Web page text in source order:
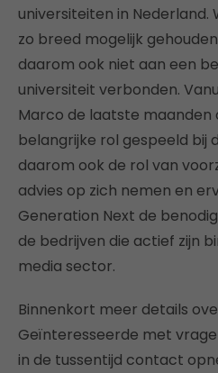
universiteiten in Nederland.
zo breed mogelijk
daarom ook niet aan een
universiteit verbonden.
Marco de laatste
belangrijke rol gespeeld bij
daarom ook de rol van
advies op zich nemen en
Generation Next de
de bedrijven die actief zijn
media sector.
Binnenkort meer details
Geïnteresseerde met
in de tussentijd contact